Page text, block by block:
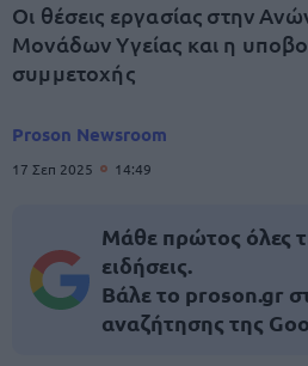
Οι θέσεις εργασίας στην
Μονάδων Υγείας και η
συμμετοχής
Proson Newsroom
17 Σεπ 2025 14:49
Μάθε πρώτος όλες
ειδήσεις.
Βάλε το proson.gr
αναζήτησης της